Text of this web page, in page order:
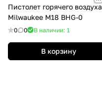
Пистолет горячего воздуха
Milwaukee M18 BHG-0
0 0 В наличии: 1
В корзину